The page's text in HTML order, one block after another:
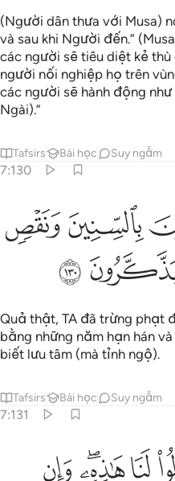
(Người dân thưa với Musa)
và sau khi Người đến.”
các người sẽ tiêu diệt kẻ
người nối nghiệp họ trên
các người sẽ hành động
Ngài).”
Tafsirs Bài học Suy ngẫm
7:130
الثمرات لعلهم يذكرون ١٣٠
مِّنَ ٱلثَّمَرَٰتِ لَعَلَّهُمْ يَذَّكَّرُونَ ١٣٠
ﳇﳈ
ﳍ
Quả thật, TA đã trừng phạt
bằng những năm hạn hán
biết lưu tâm (mà tỉnh ngộ).
Tafsirs Bài học Suy ngẫm
7:131
تصبهم سيية يطيروا بموسى ومن
تُصِبْهُمْ سَيِّئَةٌۭ يَطَّيَّرُوا۟ بِمُوسَىٰ
ﱅﱆﱇﱈ